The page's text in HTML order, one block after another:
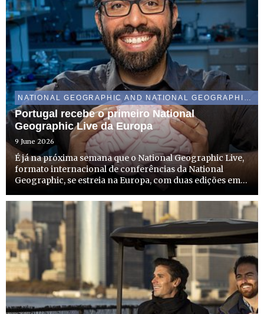
NATIONAL GEOGRAPHIC AND NATIONAL GEOGRAPHIC WILD
Portugal recebe o primeiro National
Geographic Live da Europa
9 June 2026
É já na próxima semana que o National Geographic Live,
formato internacional de conferências da National
Geographic, se estreia na Europa, com duas edições em
junho, no Museu do Oriente, e a do Porto acontece a 18
de ju...